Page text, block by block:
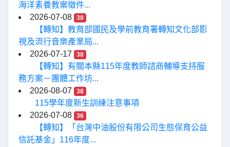
海洋素養教案徵件...
2026-07-08
38
【轉知】教育部國民及學前教育署轉知文化部影
視及流行音樂產業局...
2026-07-17
38
【轉知】有關本縣115年度教師諮商輔導支持服
務方案－團體工作坊...
2026-08-07
38
115學年度新生訓練注意事項
2026-07-08
36
【轉知】「台灣中油股份有限公司生態保育公益
信託基金」116年度...